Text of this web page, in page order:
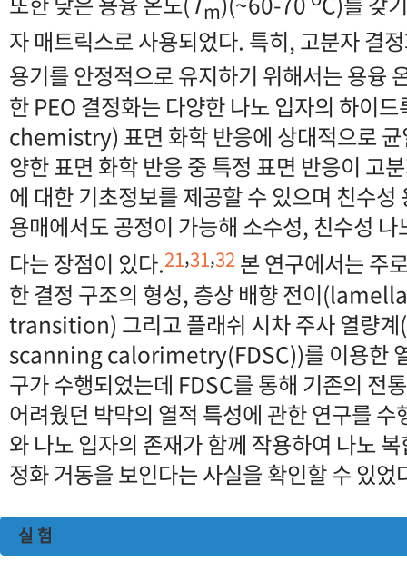
m
자 매트릭스로 사용되었다. 특히, 고분자 결
용기를 안정적으로 유지하기 위해서는 용융
한 PEO 결정화는 다양한 나노 입자의 하
chemistry) 표면 화학 반응에 상대적으로 균
양한 표면 화학 반응 중 특정 표면 반응이 고
에 대한 기초정보를 제공할 수 있으며 친수
용매에서도 공정이 가능해 소수성, 친수성
다는 장점이 있다.21,31,32본 연구에서는 주
한 결정 구조의 형성, 층상 배향 전이
transition) 그리고 플래쉬 시차 주사 열량
scanning calorimetry(FDSC))를 이용한
구가 수행되었는데 FDSC를 통해 기존의 전
어려웠던 박막의 열적 특성에 관한 연구를
와 나노 입자의 존재가 함께 작용하여 나노
정화 거동을 보인다는 사실을 확인할 수 있었
실 험